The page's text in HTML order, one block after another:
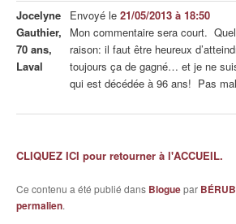
Jocelyne
Gauthier,
70 ans,
Laval
Envoyé le 21/05/2013 à 18:50
Mon commentaire sera court.
raison: il faut être heureux
toujours ça de gagné… et je ne
qui est décédée à 96 ans! Pas
CLIQUEZ ICI pour retourner à l'ACCUEIL.
Ce contenu a été publié dans Bloguepar
permalien.